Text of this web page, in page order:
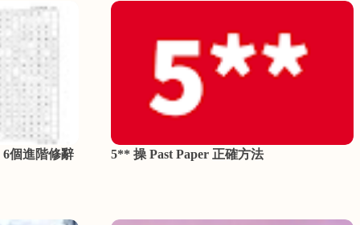
6個進階修辭
5** 操 Past Paper 正確方法